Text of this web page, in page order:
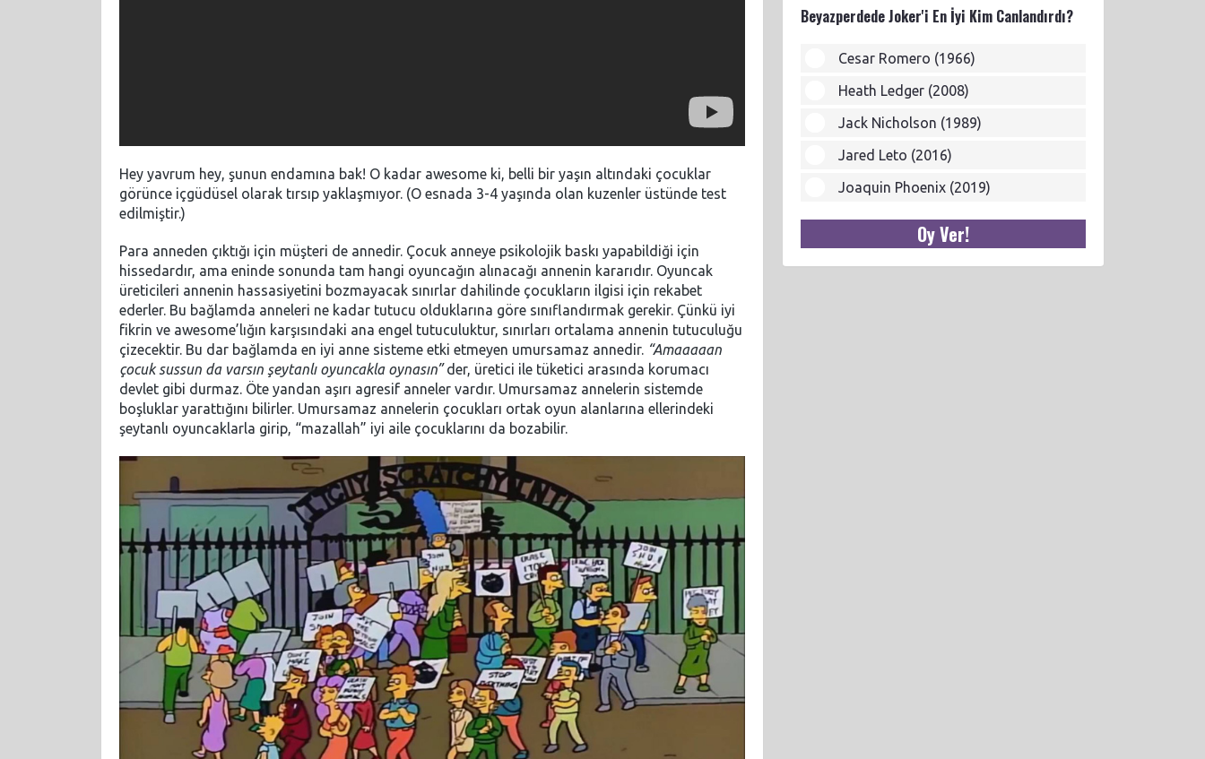
Hey yavrum hey, şunun endamına bak! O kadar awesome ki, belli bir yaşın altındaki çocuklar
görünce içgüdüsel olarak tırsıp yaklaşmıyor. (O esnada 3-4 yaşında olan kuzenler üstünde test
edilmiştir.)
Para anneden çıktığı için müşteri de annedir. Çocuk anneye psikolojik baskı yapabildiği için
hissedardır, ama eninde sonunda tam hangi oyuncağın alınacağı annenin kararıdır. Oyuncak
üreticileri annenin hassasiyetini bozmayacak sınırlar dahilinde çocukların ilgisi için rekabet
ederler. Bu bağlamda anneleri ne kadar tutucu olduklarına göre sınıflandırmak gerekir. Çünkü iyi
fikrin ve awesome’lığın karşısındaki ana engel tutuculuktur, sınırları ortalama annenin tutuculuğu
çizecektir. Bu dar bağlamda en iyi anne sisteme etki etmeyen umursamaz annedir. “Amaaaaan
çocuk sussun da varsın şeytanlı oyuncakla oynasın”der, üretici ile tüketici arasında korumacı
devlet gibi durmaz. Öte yandan aşırı agresif anneler vardır. Umursamaz annelerin sistemde
boşluklar yarattığını bilirler. Umursamaz annelerin çocukları ortak oyun alanlarına ellerindeki
şeytanlı oyuncaklarla girip, “mazallah” iyi aile çocuklarını da bozabilir.
Beyazperdede Joker'i En İyi Kim Canlandırdı?
Cesar Romero (1966)
Heath Ledger (2008)
Jack Nicholson (1989)
Jared Leto (2016)
Joaquin Phoenix (2019)
Oy Ver!